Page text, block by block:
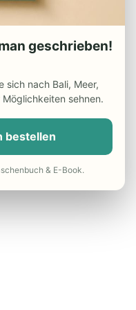
geschrieben!
sich nach Bali, Meer,
sehnen.
bestellen
& E-Book.